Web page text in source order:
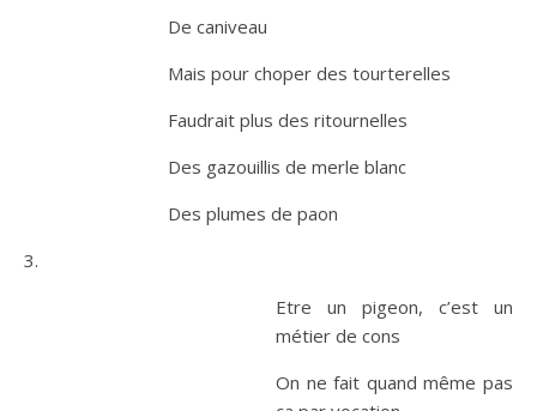
De caniveau
Mais pour choper des tourterelles
Faudrait plus des ritournelles
Des gazouillis de merle blanc
Des plumes de paon
3.
Etre un pigeon, c’est un
métier de cons
On ne fait quand même pas